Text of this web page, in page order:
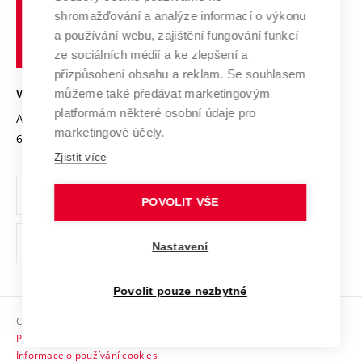
Výzkumné infrastruktury
Transfer znalostí
Open Science
Projekty
Projekty ze strukturálních fondů
Specifický výzkum
Služby univerzity
Mezinárodní dohody
Univerzitní sítě
Udržitelná univerzita
Podnikavá univerzita / ContriBUTe
Bezpečná univerzita
Vyznamenání
Organizační struktura
Ochrana osobních údajů
odkaz)
Sociální bezpečí
HR Award
učení
technické
Brně
VYSOKÉ UČENÍ TECHNICKÉ V BRNĚ
Antonínská 548/1
602 00 Brno
www.vut.cz
vut@vutbr.cz
Copyright © 2026 VUT
Prohlášení o přístupnosti
Informace o používání cookies
shromažďování a analýze informací o výkonu
a používání webu, zajištění fungování funkcí
ze sociálních médií a ke zlepšení a
přizpůsobení obsahu a reklam. Se souhlasem
můžeme také předávat marketingovým
platformám některé osobní údaje pro
marketingové účely.
Zjistit více
POVOLIT VŠE
Nastavení
Povolit pouze nezbytné